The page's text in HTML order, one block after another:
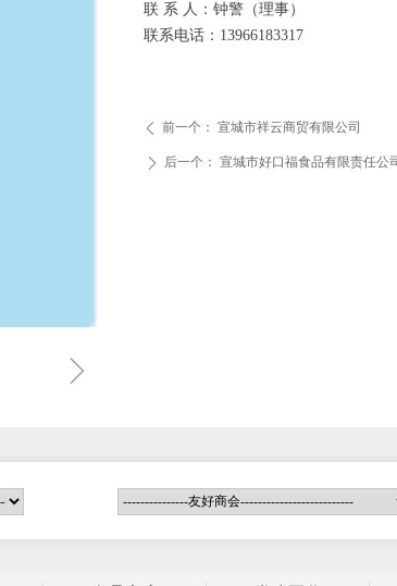
ꁇ
联 系 人：钟警（理事）
联系电话：13966183317
ꄴ 前一个： 宣城市祥云商贸有限公司
ꄲ 后一个： 宣城市好口福食品有限责任公